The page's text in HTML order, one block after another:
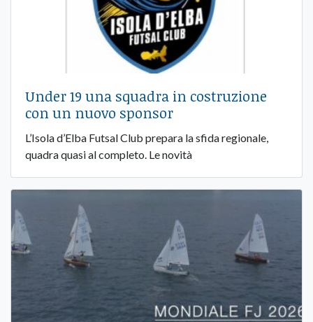
Under 19 una squadra in costruzione
con un nuovo sponsor
L’Isola d’Elba Futsal Club prepara la sfida regionale,
quadra quasi al completo. Le novità